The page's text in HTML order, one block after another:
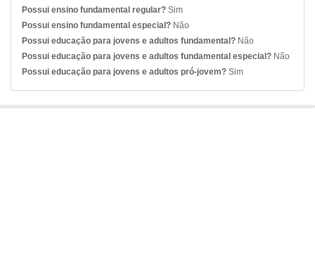
Possui ensino fundamental regular? Sim
Possui ensino fundamental especial? Não
Possui educação para jovens e adultos fundamental? Não
Possui educação para jovens e adultos fundamental especial? Não
Possui educação para jovens e adultos pró-jovem? Sim